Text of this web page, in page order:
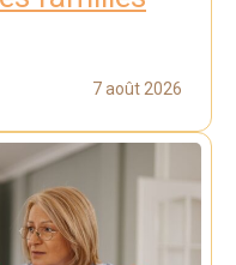
7 août 2026